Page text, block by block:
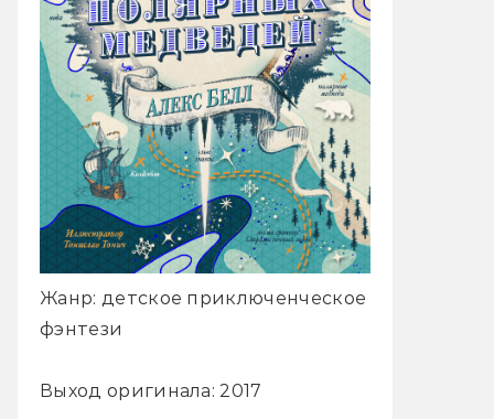
Жанр: детское приключенческое
фэнтези
Выход оригинала: 2017